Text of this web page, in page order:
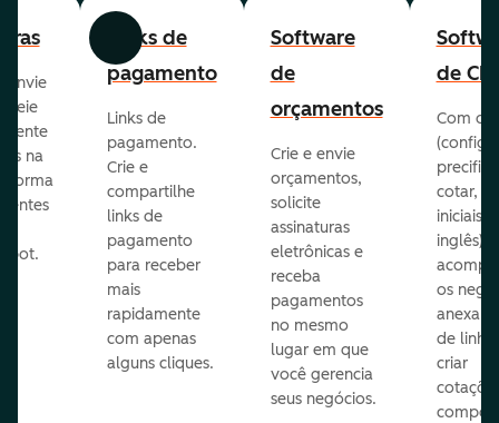
Anterior Avançar
envie
na
Links de
pagamento
Links de
pagamento.
Crie e
compartilhe
links de
pagamento
para receber
mais
rapidamente
com apenas
alguns cliques.
Software
de
orçamentos
Crie e envie
orçamentos,
solicite
assinaturas
eletrônicas e
receba
pagamentos
no mesmo
lugar em que
você gerencia
seus negócios.
de
Com o
cotar,
iniciais
inglês),
os
anexar
de linha
criar